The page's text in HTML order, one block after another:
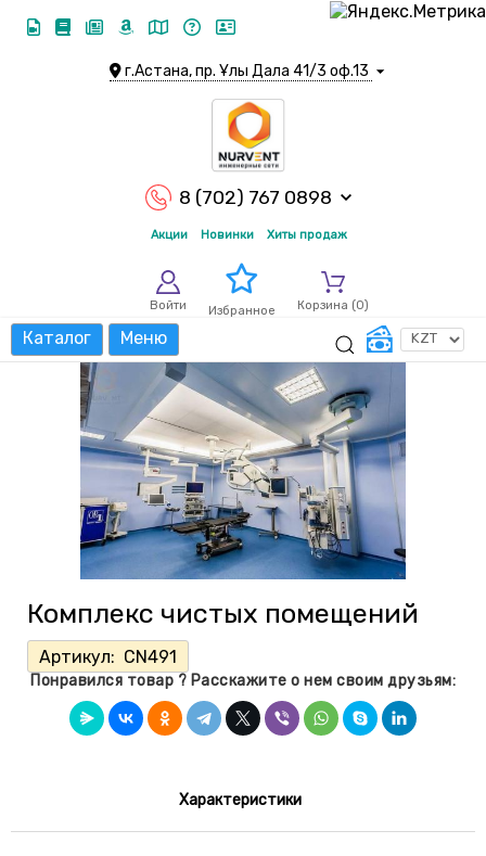
г.Астана, пр. Ұлы Дала 41/3 оф.13
8 (702) 767 0898
Акции Новинки Хиты продаж
Войти Избранное Корзина (0)
Каталог Меню
Комплекс чистых помещений
Артикул: CN491
Понравился товар ? Расскажите о нем своим друзьям:
Характеристики